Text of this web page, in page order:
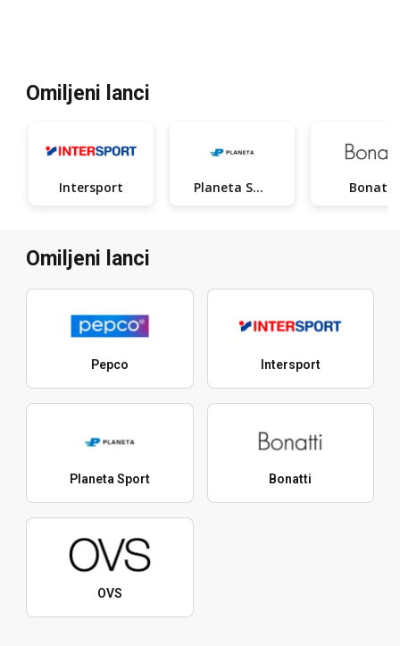
Omiljeni lanci
Intersport Planeta Sport Bonatti
Omiljeni lanci
Pepco Intersport
Planeta Sport Bonatti
OVS